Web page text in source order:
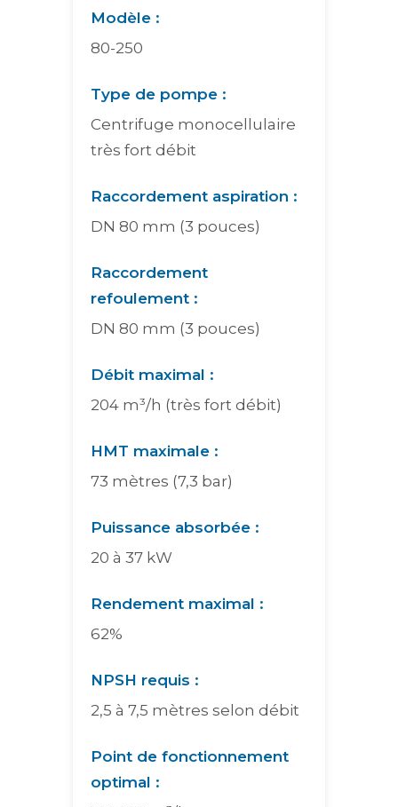
Modèle :
80-250
Type de pompe :
Centrifuge monocellulaire
très fort débit
Raccordement aspiration :
DN 80 mm (3 pouces)
Raccordement
refoulement :
DN 80 mm (3 pouces)
Débit maximal :
204 m³/h (très fort débit)
HMT maximale :
73 mètres (7,3 bar)
Puissance absorbée :
20 à 37 kW
Rendement maximal :
62%
NPSH requis :
2,5 à 7,5 mètres selon débit
Point de fonctionnement
optimal :